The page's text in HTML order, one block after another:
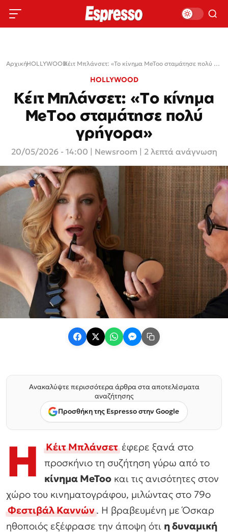
Αρχική›
HOLLYWOOD› Κέιτ Μπλάνσετ: «Το κίνημα MeToo σταμάτησε πολύ γρήγορα»
HOLLYWOOD
Κέιτ Μπλάνσετ: «Το κίνημα
MeToo σταμάτησε πολύ
γρήγορα»
20/05/2026 - 14:00 Newsroom | 2 λεπτά ανάγνωση
Ανακαλύψτε περισσότερα άρθρα στα αποτελέσματα
αναζήτησης
Προσθήκη της Espresso στην Google
Η Κέιτ Μπλάνσετ έφερε ξανά στο
προσκήνιο τη συζήτηση γύρω από το
κίνημα MeToo και τις ανισότητες στον
χώρο του κινηματογράφου, μιλώντας στο 79ο
Φεστιβάλ Καννών. Η βραβευμένη με Όσκαρ
ηθοποιός εξέφρασε την άποψη ότι η δυναμική